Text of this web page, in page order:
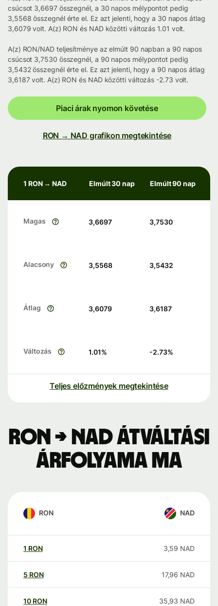
csúcsot 3,6697 összegnél, a 30 napos mélypontot pedig
3,5568 összegnél érte el. Ez azt jelenti, hogy a 30 napos átlag
3,6079 volt. A(z) RON és NAD közötti változás 1.01 volt.
A(z) RON/NAD teljesítménye az elmúlt 90 napban a 90 napos
csúcsot 3,7530 összegnél, a 90 napos mélypontot pedig
3,5432 összegnél érte el. Ez azt jelenti, hogy a 90 napos átlag
3,6187 volt. A(z) RON és NAD közötti változás -2.73 volt.
Piaci árak nyomon követése
RON → NAD grafikon megtekintése
1 RON → NAD Elmúlt 30 nap Elmúlt 90 nap
Magas 3,6697 3,7530
Alacsony 3,5568 3,5432
Átlag 3,6079 3,6187
Változás 1.01% -2.73%
Teljes előzmények megtekintése
RON → NAD átváltási
árfolyama ma
RON NAD
1 RON 3,59 NAD
5 RON 17,96 NAD
10 RON 35,93 NAD